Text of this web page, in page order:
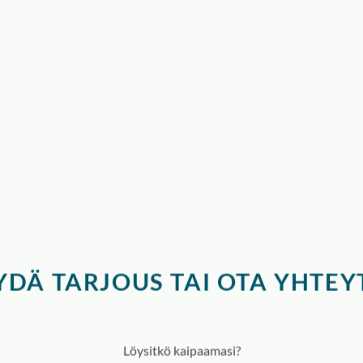
TARJOUS TAI OTA
Löysitkö kaipaamasi?